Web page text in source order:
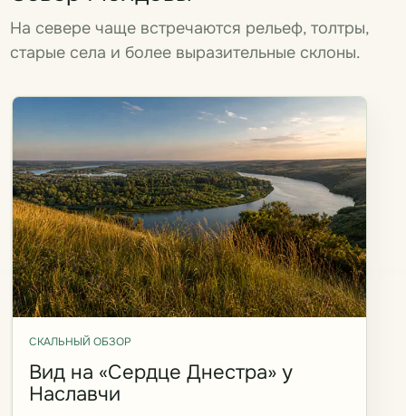
На севере чаще встречаются рельеф, толтры,
старые села и более выразительные склоны.
СКАЛЬНЫЙ ОБЗОР
Вид на «Сердце Днестра» у
Наславчи